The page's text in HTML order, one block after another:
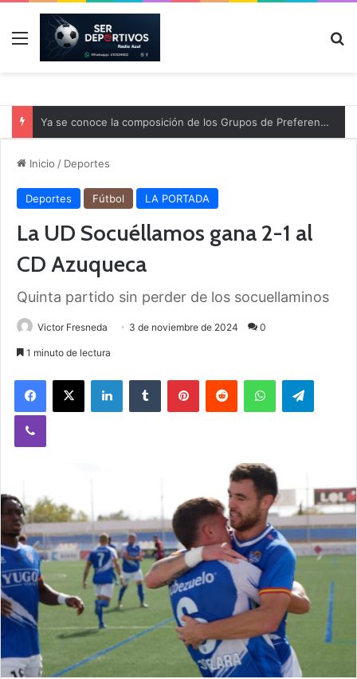
Menú
Ya se conoce la composición de los Grupos de Preferente y el calendario
Inicio / Deportes
Deportes Fútbol LA PORTADA
La UD Socuéllamos gana 2-1 al
CD Azuqueca
Quinta partido sin perder de los socuellaminos
Victor Fresneda 3 de noviembre de 2024 0
1 minuto de lectura